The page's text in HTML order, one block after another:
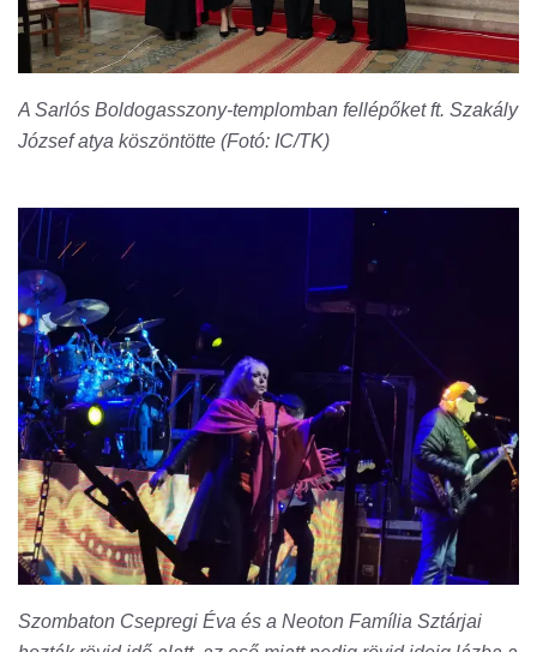
A Sarlós Boldogasszony-templomban fellépőket ft. Szakály
József atya köszöntötte (Fotó: IC/TK)
Szombaton Csepregi Éva és a Neoton Família Sztárjai